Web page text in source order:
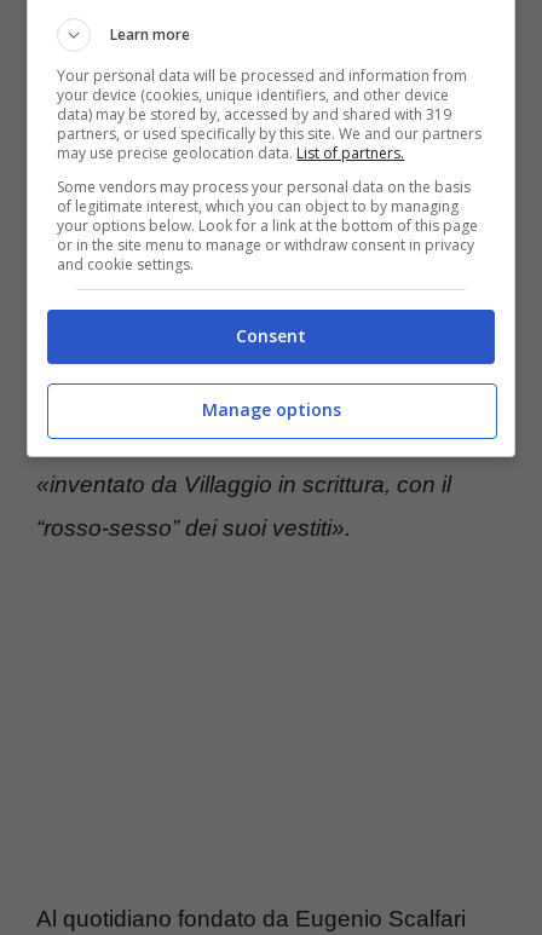
Instagram @anna.mazzamauroofficial) – (Turiweb.it)
Curiosità a parte, cosa fa adesso Anna
Mazzamauro? A84 anni l’attrice romana
continua a girare per l’Italia.In autunno
porterà a teatro lo spettacolo “Come è
ancora umano lei caro Fantozzi
una delle battute storiche dei film girati con
, Anna Mazzamauro ha
ricordato la genesi del suo personaggio,
«inventato da Villaggio in scrittura, con il
“rosso-sesso” dei suoi vestiti».
Al quotidiano fondato da Eugenio Scalfari
Learn more
Your personal data will be processed and information from
your device (cookies, unique identifiers, and other device
data) may be stored by, accessed by and shared with 319
partners, or used specifically by this site. We and our partners
may use precise geolocation data. List of partners.
Some vendors may process your personal data on the basis
of legitimate interest, which you can object to by managing
your options below. Look for a link at the bottom of this page
or in the site menu to manage or withdraw consent in privacy
and cookie settings.
Consent
Manage options